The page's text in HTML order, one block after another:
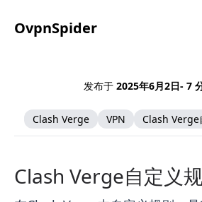
OvpnSpider
发布于 2025年6月2日- 7
Clash Verge VPN Clash Verge
Clash Verge自定义